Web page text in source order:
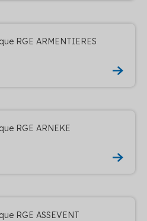
RGE ARMENTIERES
RGE ARNEKE
RGE ASSEVENT